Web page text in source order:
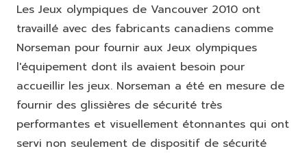
Les Jeux olympiques de Vancouver 2010 ont
travaillé avec des fabricants canadiens comme
Norseman pour fournir aux Jeux olympiques
l'équipement dont ils avaient besoin pour
accueillir les jeux. Norseman a été en mesure de
fournir des glissières de sécurité très
performantes et visuellement étonnantes qui ont
servi non seulement de dispositif de sécurité